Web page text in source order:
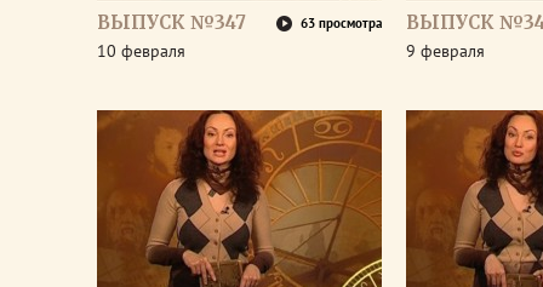
ВЫПУСК №347 63 просмотра
10 февраля
ВЫПУСК
9 февраля